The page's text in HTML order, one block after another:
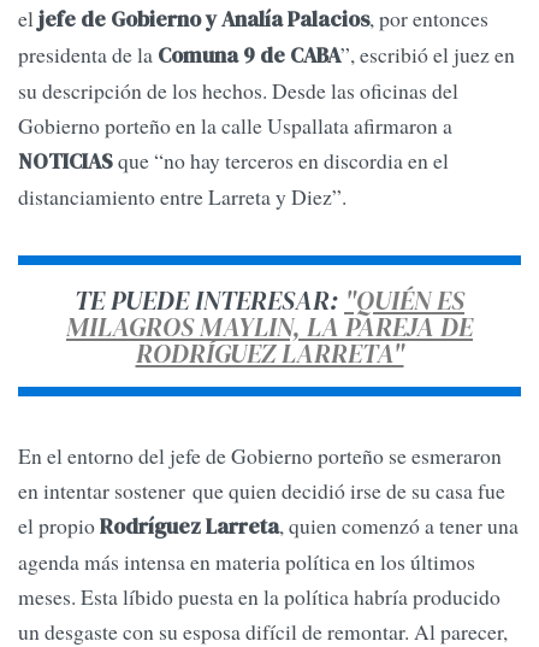
eljefe de Gobierno y Analía Palacios, por entonces
presidenta de la Comuna 9 de CABA”, escribió el juez en
su descripción de los hechos. Desde las oficinas del
Gobierno porteño en la calle Uspallata afirmaron a
NOTICIASque “no hay terceros en discordia en el
distanciamiento entre Larreta y Diez”.
TE PUEDE INTERESAR: "QUIÉN ES
MILAGROS MAYLIN, LA PAREJA DE
RODRÍGUEZ LARRETA"
En el entorno del jefe de Gobierno porteño se esmeraron
en intentar sostener que quien decidió irse de su casa fue
el propioRodríguez Larreta, quien comenzó a tener una
agenda más intensa en materia política en los últimos
meses. Esta líbido puesta en la política habría producido
un desgaste con su esposa difícil de remontar. Al parecer,